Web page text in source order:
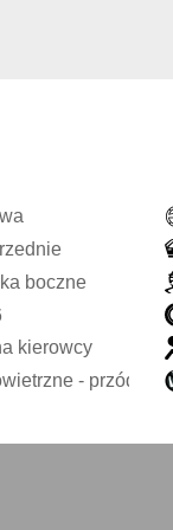
wa
rzednie
ka boczne
a kierowcy
wietrzne - przód